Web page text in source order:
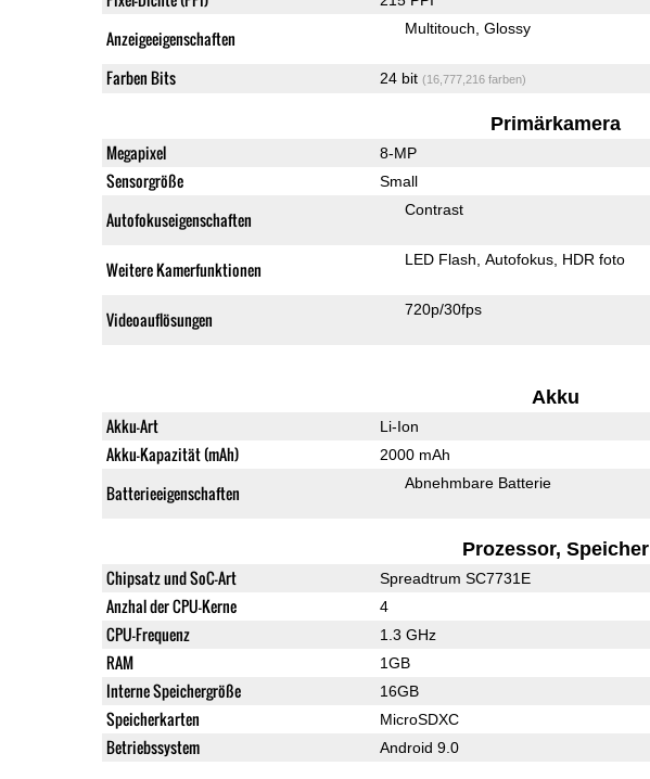
Anzeigeeigenschaften Multitouch Glossy
Farben Bits 24 bit (16,777,216 farben)
Primärkamera
Megapixel 8-MP
Sensorgröße Small
Autofokuseigenschaften Contrast
Weitere Kamerfunktionen LED Flash Autofokus HDR foto
Videoauflösungen 720p/30fps
Akku
Akku-Art Li-Ion
Akku-Kapazität (mAh) 2000 mAh
Batterieeigenschaften Abnehmbare Batterie
Prozessor, Speicher
Chipsatz und SoC-Art Spreadtrum SC7731E
Anzhal der CPU-Kerne 4
CPU-Frequenz 1.3 GHz
RAM 1GB
Interne Speichergröße 16GB
Speicherkarten MicroSDXC
Betriebssystem Android 9.0